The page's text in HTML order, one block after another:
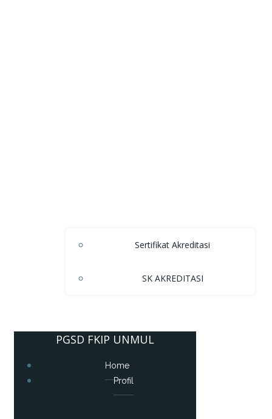
Sertifikat Akreditasi
SK AKREDITASI
PGSD FKIP UNMUL
Home
Profil